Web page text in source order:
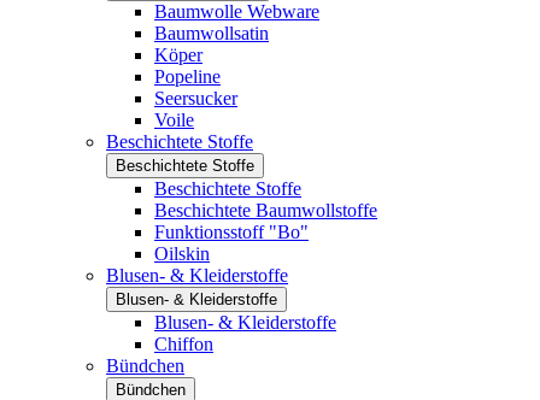
Baumwolle Webware
Baumwollsatin
Köper
Popeline
Seersucker
Voile
Beschichtete Stoffe
Beschichtete Stoffe
Beschichtete Stoffe
Beschichtete Baumwollstoffe
Funktionsstoff "Bo"
Oilskin
Blusen- & Kleiderstoffe
Blusen- & Kleiderstoffe
Blusen- & Kleiderstoffe
Chiffon
Bündchen
Bündchen